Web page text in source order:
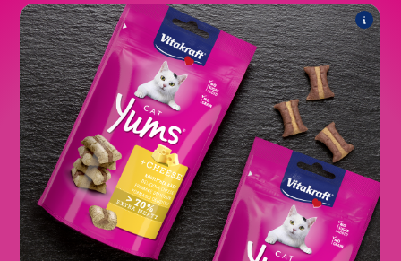
CAT Yums
®
Classic
Folgende Produkte zählen zum Sortiment:
CAT Yums
®
mit Käse
CAT Yums
®
mit Leberwurst